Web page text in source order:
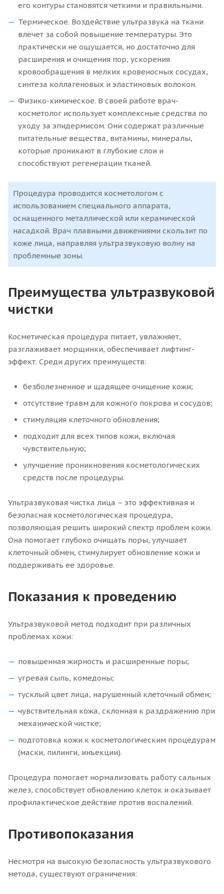
его контуры становятся четкими и правильными.
Термическое. Воздействие ультразвука на ткани
влечет за собой повышение температуры. Это
практически не ощущается, но достаточно для
расширения и очищения пор, ускорения
кровообращения в мелких кровеносных сосудах,
синтеза коллагеновых и эластиновых волокон.
Физико-химическое. В своей работе врач-
косметолог использует комплексные средства по
уходу за эпидермисом. Они содержат различные
питательные вещества, витамины, минералы,
которые проникают в глубокие слои и
способствуют регенерации тканей.
Процедура проводится косметологом с
использованием специального аппарата,
оснащенного металлической или керамической
насадкой. Врач плавными движениями скользит по
коже лица, направляя ультразвуковую волну на
проблемные зоны.
Преимущества ультразвуковой
чистки
Косметическая процедура питает, увлажняет,
разглаживает морщинки, обеспечивает лифтинг-
эффект. Среди других преимуществ:
безболезненное и щадящее очищение кожи;
отсутствие травм для кожного покрова и сосудов;
стимуляция клеточного обновления;
подходит для всех типов кожи, включая
чувствительную;
улучшение проникновения косметологических
средств после процедуры.
Ультразвуковая чистка лица – это эффективная и
безопасная косметологическая процедура,
позволяющая решить широкий спектр проблем кожи.
Она помогает глубоко очищать поры, улучшает
клеточный обмен, стимулирует обновление кожи и
поддерживать ее здоровье.
Показания к проведению
Ультразвуковой метод подходит при различных
проблемах кожи:
повышенная жирность и расширенные поры;
угревая сыпь, комедоны;
тусклый цвет лица, нарушенный клеточный обмен;
чувствительная кожа, склонная к раздражению при
механической чистке;
подготовка кожи к косметологическим процедурам
(маски, пилинги, инъекции).
Процедура помогает нормализовать работу сальных
желез, способствует обновлению клеток и оказывает
профилактическое действие против воспалений.
Противопоказания
Несмотря на высокую безопасность ультразвукового
метода, существуют ограничения: